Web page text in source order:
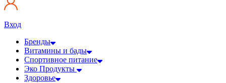
Вход
Бренды
Витамины и бады
Спортивное питание
Эко Продукты
Здоровье